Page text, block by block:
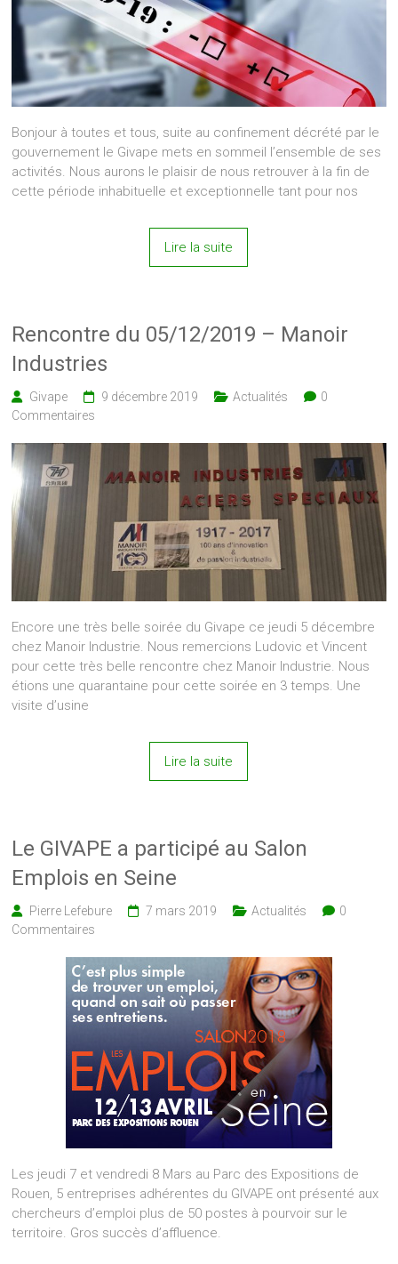
Bonjour à toutes et tous, suite au confinement décrété par le
gouvernement le Givape mets en sommeil l’ensemble de ses
activités. Nous aurons le plaisir de nous retrouver à la fin de
cette période inhabituelle et exceptionnelle tant pour nos
Lire la suite
Rencontre du 05/12/2019 – Manoir
Industries
Givape 9 décembre 2019 Actualités
0
Commentaires
Encore une très belle soirée du Givape ce jeudi 5 décembre
chez Manoir Industrie. Nous remercions Ludovic et Vincent
pour cette très belle rencontre chez Manoir Industrie. Nous
étions une quarantaine pour cette soirée en 3 temps. Une
visite d’usine
Lire la suite
Le GIVAPE a participé au Salon
Emplois en Seine
Pierre Lefebure 7 mars 2019 Actualités
0
Commentaires
Les jeudi 7 et vendredi 8 Mars au Parc des Expositions de
Rouen, 5 entreprises adhérentes du GIVAPE ont présenté aux
chercheurs d’emploi plus de 50 postes à pourvoir sur le
territoire. Gros succès d’affluence.